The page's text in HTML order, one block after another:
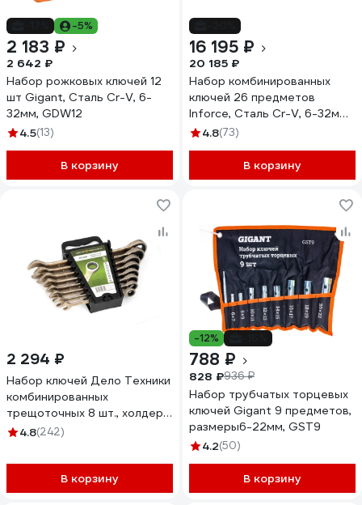
-5%
2 183 ₽
2 642 ₽
Набор рожковых ключей 12
шт Gigant, Сталь Cr-V, 6-
32мм, GDW12
4.5(13)
В корзину
16 195 ₽
20 185 ₽
Набор комбинированных
ключей 26 предметов
Inforce, Сталь Cr-V, 6-32мм,
06-05-32
4.8(73)
В корзину
2 294 ₽
Набор ключей Дело Техники
комбинированных
трещоточных 8 шт., холдер
515080
4.8(242)
В корзину
-12%
788 ₽
828 ₽936 ₽
Набор трубчатых торцевых
ключей Gigant 9 предметов,
размеры6-22мм, GST9
4.2(50)
В корзину